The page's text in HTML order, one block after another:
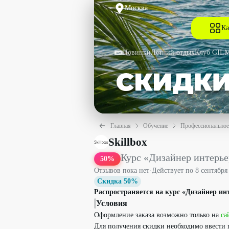
Москва
НовинкиЛетний отдыхКлуб
Главная Обучение
Курс «Дизайнер интерьеров» со
Skillbox
50% Курс «Дизайнер
Отзывов пока нет·Действует по 8 сентября
Скидка 50%
Распространяется на курс «Дизайнер
Условия
Оформление заказа возможно только на
Для получения скидки необходимо